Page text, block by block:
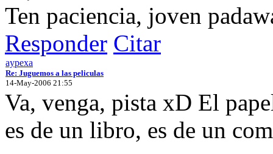
Ten paciencia, joven
Responder Citar
aypexa
Re: Juguemos a las peliculas
14-May-2006 21:55
Va, venga, pista xD El
es de un libro, es de un